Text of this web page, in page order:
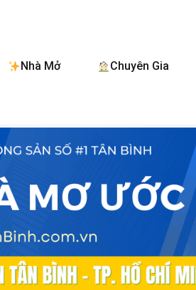
Nhà Mở Chuyên Gia